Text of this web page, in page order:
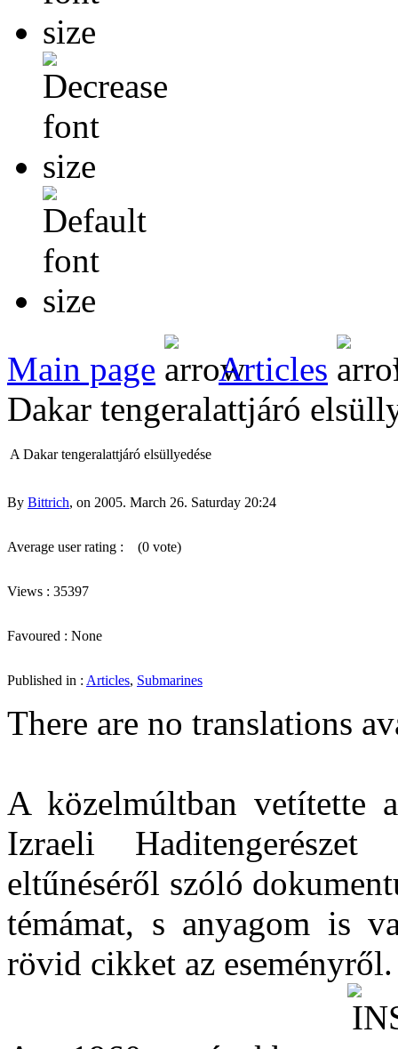
Main page Articles
Dakar tengeralattjáró
A Dakar tengeralattjáró elsüllyedése
By Bittrich, on 2005. March 26. Saturday 20:24
Average user rating : (0 vote)
Views : 35397
Favoured : None
Published in : Articles, Submarines
There are no translations
A közelmúltban vetítette
Izraeli Haditengerészet
eltűnéséről szóló
témámat, s anyagom is
rövid cikket az eseményről.